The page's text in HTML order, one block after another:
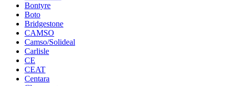
Bontyre
Boto
Bridgestone
CAMSO
Camso/Solideal
Carlisle
CE
CEAT
Centara